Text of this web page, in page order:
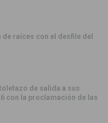
raíces con el desfile del
de salida a sus
con la proclamación de las